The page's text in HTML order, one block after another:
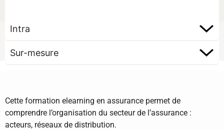
Intra
Sur-mesure
Cette formation elearning en assurance permet de
comprendre l’organisation du secteur de l’assurance :
acteurs, réseaux de distribution.